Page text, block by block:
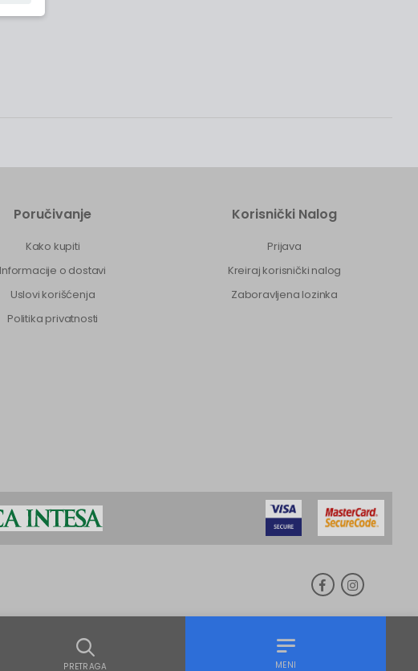
Poručivanje
Kako kupiti
Informacije o dostavi
Uslovi korišćenja
Politika privatnosti
Korisnički Nalog
Prijava
Kreiraj korisnički nalog
Zaboravljena lozinka
PRETRAGA MENI